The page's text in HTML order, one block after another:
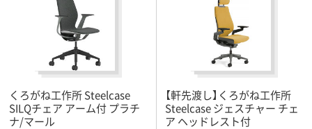
くろがね工作所 Steelcase
SILQチェア アーム付 プラチ
ナ/マール
【軒先渡し】くろがね工作所
Steelcase ジェスチャー チェ
ア ヘッドレスト付